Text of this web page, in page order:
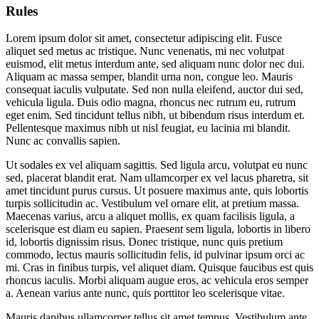
Rules
Lorem ipsum dolor sit amet, consectetur adipiscing elit. Fusce
aliquet sed metus ac tristique. Nunc venenatis, mi nec volutpat
euismod, elit metus interdum ante, sed aliquam nunc dolor nec dui.
Aliquam ac massa semper, blandit urna non, congue leo. Mauris
consequat iaculis vulputate. Sed non nulla eleifend, auctor dui sed,
vehicula ligula. Duis odio magna, rhoncus nec rutrum eu, rutrum
eget enim. Sed tincidunt tellus nibh, ut bibendum risus interdum et.
Pellentesque maximus nibh ut nisl feugiat, eu lacinia mi blandit.
Nunc ac convallis sapien.
Ut sodales ex vel aliquam sagittis. Sed ligula arcu, volutpat eu nunc
sed, placerat blandit erat. Nam ullamcorper ex vel lacus pharetra, sit
amet tincidunt purus cursus. Ut posuere maximus ante, quis lobortis
turpis sollicitudin ac. Vestibulum vel ornare elit, at pretium massa.
Maecenas varius, arcu a aliquet mollis, ex quam facilisis ligula, a
scelerisque est diam eu sapien. Praesent sem ligula, lobortis in libero
id, lobortis dignissim risus. Donec tristique, nunc quis pretium
commodo, lectus mauris sollicitudin felis, id pulvinar ipsum orci ac
mi. Cras in finibus turpis, vel aliquet diam. Quisque faucibus est quis
rhoncus iaculis. Morbi aliquam augue eros, ac vehicula eros semper
a. Aenean varius ante nunc, quis porttitor leo scelerisque vitae.